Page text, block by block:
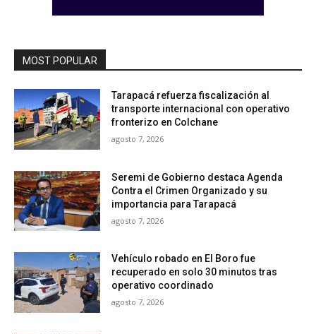
MOST POPULAR
Tarapacá refuerza fiscalización al
transporte internacional con operativo
fronterizo en Colchane
agosto 7, 2026
Seremi de Gobierno destaca Agenda
Contra el Crimen Organizado y su
importancia para Tarapacá
agosto 7, 2026
Vehículo robado en El Boro fue
recuperado en solo 30 minutos tras
operativo coordinado
agosto 7, 2026